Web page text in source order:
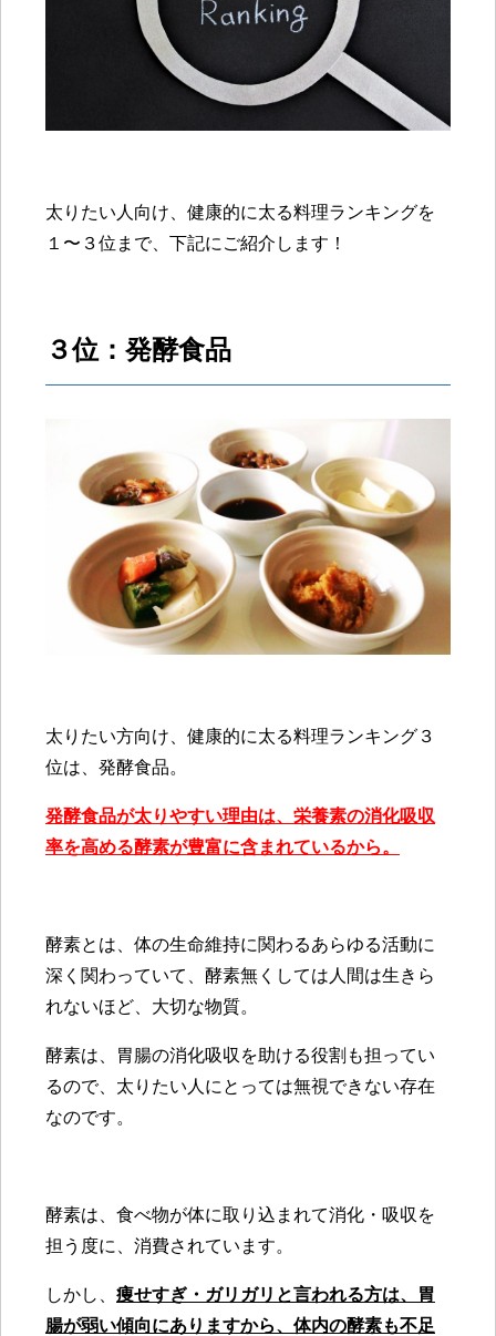
太りたい人向け、健康的に太る料理ランキングを
１〜３位まで、下記にご紹介します！
３位：発酵食品
太りたい方向け、健康的に太る料理ランキング３
位は、発酵食品。
発酵食品が太りやすい理由は、栄養素の消化吸収
率を高める酵素が豊富に含まれているから。
酵素とは、体の生命維持に関わるあらゆる活動に
深く関わっていて、酵素無くしては人間は生きら
れないほど、大切な物質。
酵素は、胃腸の消化吸収を助ける役割も担ってい
るので、太りたい人にとっては無視できない存在
なのです。
酵素は、食べ物が体に取り込まれて消化・吸収を
担う度に、消費されています。
しかし、 痩せすぎ・ガリガリと言われる方は、胃
腸が弱い傾向にありますから、体内の酵素も不足